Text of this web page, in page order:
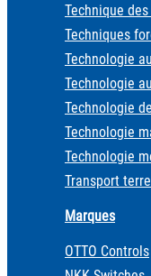
Technique
Techniques
Technologie
Technologie
Technologie
Technologie
Technologie
Transport
Marques
OTTO Controls